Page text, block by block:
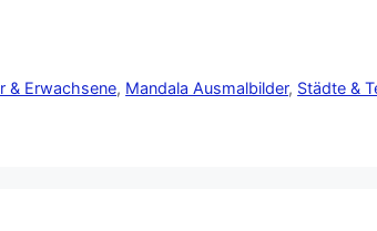
& Erwachsene, Mandala Ausmalbilder, Städte &